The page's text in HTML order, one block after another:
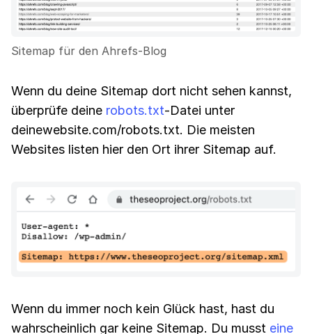
Sitemap für den Ahrefs-Blog
Wenn du deine Sitemap dort nicht sehen kannst,
überprüfe deine robots.txt-Datei unter
deinewebsite.com/robots.txt. Die meisten
Websites listen hier den Ort ihrer Sitemap auf.
Wenn du immer noch kein Glück hast, hast du
wahrscheinlich gar keine Sitemap. Du musst eine